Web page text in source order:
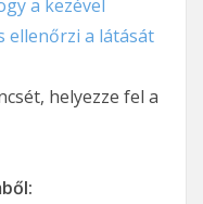
a kezével
ellenőrzi a látását
helyezze fel a